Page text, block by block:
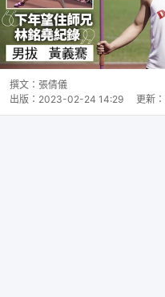
撰文： 張倩儀
出版： 2023-02-24 14:29 更新：